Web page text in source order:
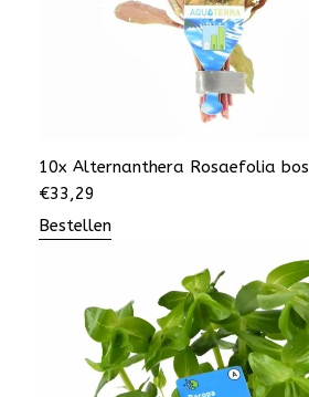
10x Alternanthera Rosaefolia bos
€33,29
Bestellen